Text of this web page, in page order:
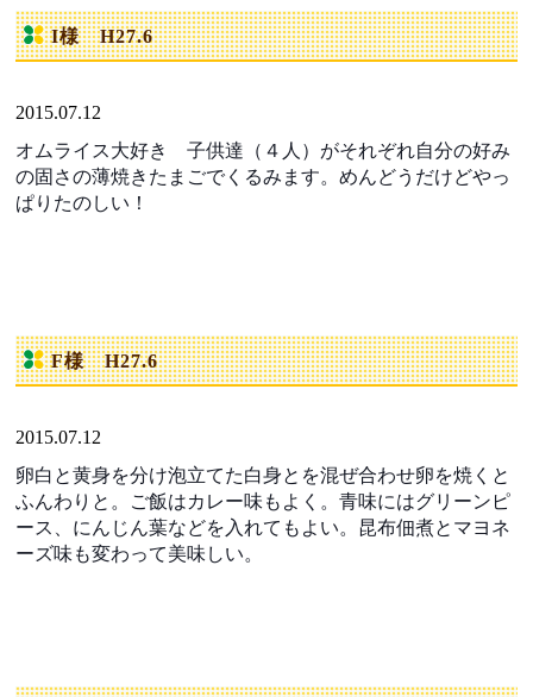
I様 H27.6
2015.07.12
オムライス大好き 子供達（４人）がそれぞれ自分の好み
の固さの薄焼きたまごでくるみます。めんどうだけどやっ
ぱりたのしい！
F様 H27.6
2015.07.12
卵白と黄身を分け泡立てた白身とを混ぜ合わせ卵を焼くと
ふんわりと。ご飯はカレー味もよく。青味にはグリーンピ
ース、にんじん葉などを入れてもよい。昆布佃煮とマヨネ
ーズ味も変わって美味しい。